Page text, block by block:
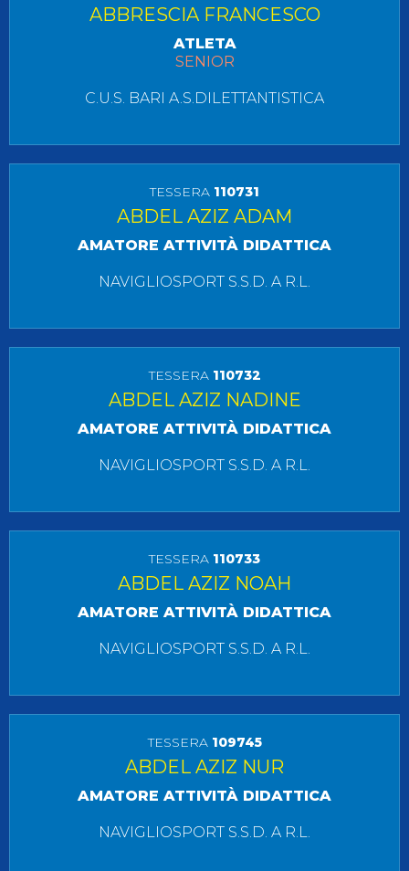
ABBRESCIA FRANCESCO
ATLETA
SENIOR
C.U.S. BARI A.S.DILETTANTISTICA
TESSERA 110731
ABDEL AZIZ ADAM
AMATORE ATTIVITÀ DIDATTICA
NAVIGLIOSPORT S.S.D. A R.L.
TESSERA 110732
ABDEL AZIZ NADINE
AMATORE ATTIVITÀ DIDATTICA
NAVIGLIOSPORT S.S.D. A R.L.
TESSERA 110733
ABDEL AZIZ NOAH
AMATORE ATTIVITÀ DIDATTICA
NAVIGLIOSPORT S.S.D. A R.L.
TESSERA 109745
ABDEL AZIZ NUR
AMATORE ATTIVITÀ DIDATTICA
NAVIGLIOSPORT S.S.D. A R.L.